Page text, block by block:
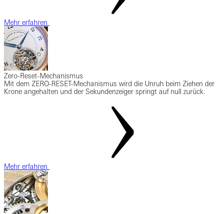
Mehr erfahren
Zero-Reset-Mechanismus
Mit dem ZERO-RESET-Mechanismus wird die Unruh beim Ziehen der
Krone angehalten und der Sekundenzeiger springt auf null zurück.
Mehr erfahren